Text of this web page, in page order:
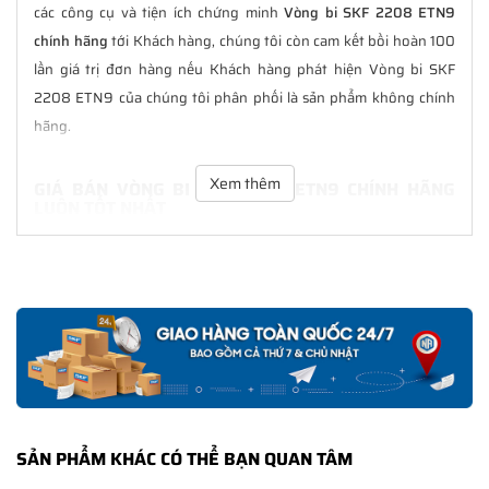
các công cụ và tiện ích chứng minh Vòng bi SKF 2208 ETN9
chính hãngtới Khách hàng, chúng tôi còn cam kết bồi hoàn 100
lần giá trị đơn hàng nếu Khách hàng phát hiện Vòng bi SKF
2208 ETN9 của chúng tôi phân phối là sản phẩm không chính
hãng.
GIÁ BÁN VÒNG BI SKF 2208 ETN9 CHÍNH HÃNG
TạiNGOCANH.COMgiá bán Vòng bi SKF 2208 ETN9 luôn là tốt
trong suốt quá trình sử dụng các sản phẩm SKF chính hãng.
CHẾ ĐỘ BẢO HÀNH VÒNG BI SKF 2208 ETN9 CHÍNH
HÃNG
Tất cả các sản phẩm SKF chính hãng do
phối đều được bảo hành chính hãng theo đúng tiêu chuẩn bảo
Xem thêm
SẢN PHẨM KHÁC CÓ THỂ BẠN QUAN TÂM